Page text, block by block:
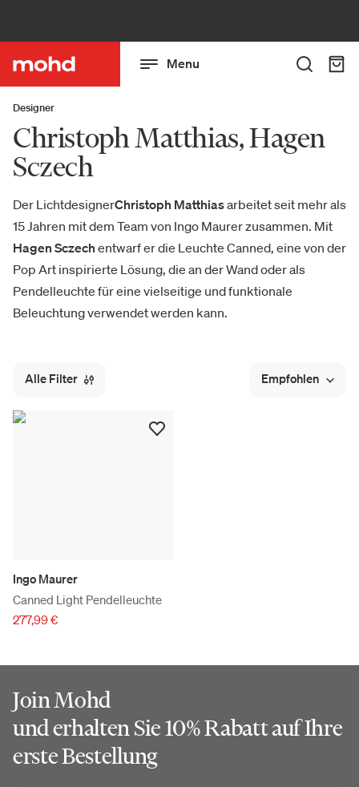
Menu
Designer
Christoph Matthias, Hagen
Sczech
Der LichtdesignerChristoph Matthiasarbeitet seit mehr als
15 Jahren mit dem Team von Ingo Maurer zusammen. Mit
Hagen Sczech entwarf er die Leuchte Canned, eine von der
Pop Art inspirierte Lösung, die an der Wand oder als
Pendelleuchte für eine vielseitige und funktionale
Beleuchtung verwendet werden kann.
Alle Filter Empfohlen
Ingo Maurer
Canned Light Pendelleuchte
277,99 €
Join Mohd
und erhalten Sie 10% Rabatt auf Ihre
erste Bestellung